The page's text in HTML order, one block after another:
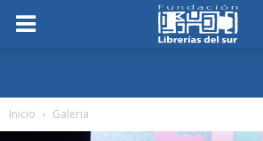
Inicio Galeria